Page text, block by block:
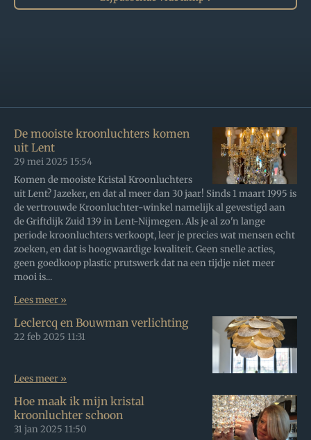
De mooiste kroonluchters komen
uit Lent
29 mei 2025 15:54
Komen de mooiste Kristal Kroonluchters
uit Lent? Jazeker, en dat al meer dan 30 jaar! Sinds 1 maart 1995 is
de vertrouwde Kroonluchter-winkel namelijk al gevestigd aan
de Griftdijk Zuid 139 in Lent-Nijmegen. Als je al zo'n lange
periode kroonluchters verkoopt, leer je precies wat mensen echt
zoeken, en dat is hoogwaardige kwaliteit. Geen snelle acties,
geen goedkoop plastic prutswerk dat na een tijdje niet meer
mooi is...
Lees meer »
Leclercq en Bouwman verlichting
22 feb 2025 11:31
Lees meer »
Hoe maak ik mijn kristal
kroonluchter schoon
31 jan 2025 11:50